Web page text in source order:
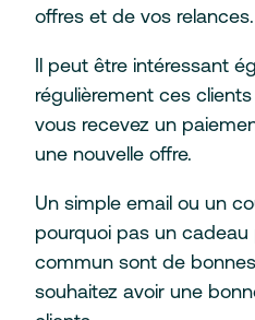
offres et de vos relances.
Il peut être intéressant
régulièrement ces
vous recevez un
une nouvelle offre.
Un simple email ou un
pourquoi pas un
commun sont de
souhaitez avoir une